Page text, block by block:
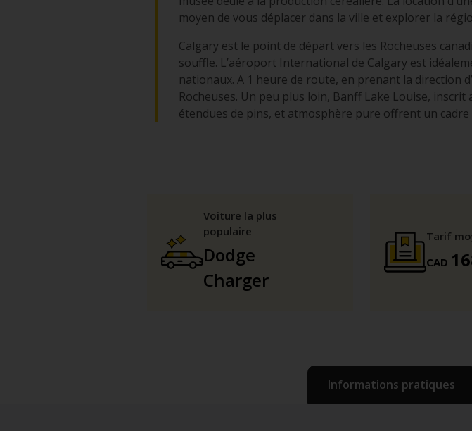
moyen de vous déplacer dans la ville et explorer la
Calgary est le point de départ vers les Rocheuses
souffle. L’aéroport International de Calgary est
nationaux. A 1 heure de route, en prenant la direction
Rocheuses. Un peu plus loin, Banff Lake Louise,
étendues de pins, et atmosphère pure offrent un
Voiture la plus
populaire
Dodge
Charger
Tarif
CAD
Informations pratiques